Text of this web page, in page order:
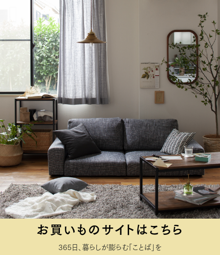
お買いものサイトはこちら
365日、暮らしが膨らむ「ことば」を